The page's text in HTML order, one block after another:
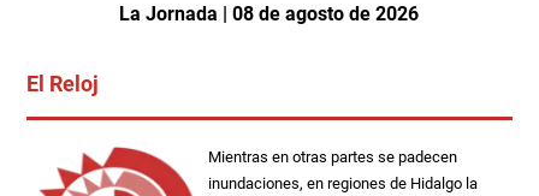
La Jornada | 08 de agosto de 2026
El Reloj
Mientras en otras partes se padecen
inundaciones, en regiones de Hidalgo la